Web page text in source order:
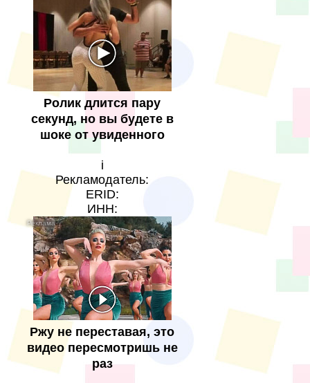
Ролик длится пару
секунд, но вы будете в
шоке от увиденного
i
Рекламодатель:
ERID:
ИНН:
Ржу не переставая, это
видео пересмотришь не
раз